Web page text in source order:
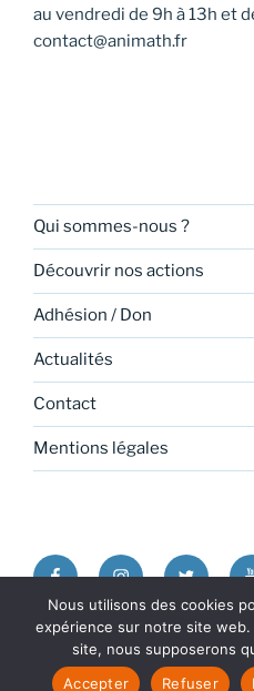
au vendredi de 9h à 13h et
contact@animath.fr
Qui sommes-nous ?
Découvrir nos actions
Adhésion / Don
Actualités
Contact
Mentions légales
FacebookInstagramTwitter
Politique de confidentialité
WordPress
Nous utilisons des cookies
expérience sur notre site
site, nous supposerons
Accepter
Refuser